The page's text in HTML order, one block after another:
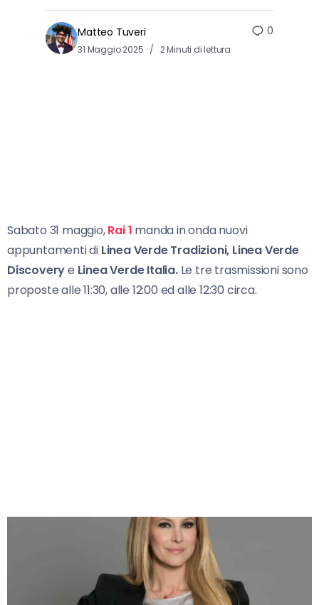
Matteo Tuveri
31 Maggio 2025 2 Minuti di lettura
0
Sabato 31 maggio,Rai 1 manda in onda nuovi
appuntamenti di Linea Verde Tradizioni, Linea Verde
Discoverye LineaVerde Italia.Le tre trasmissioni sono
proposte alle 11:30, alle 12:00 ed alle 12:30 circa.